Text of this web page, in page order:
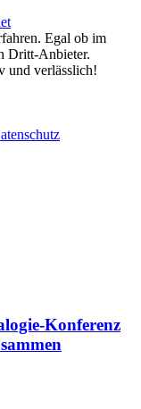
Egal ob im
Dritt-Anbieter.
und verlässlich!
Konferenz